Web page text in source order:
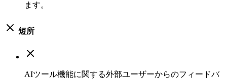
ます。
短所
AIツール機能に関する外部ユーザーからのフィードバ